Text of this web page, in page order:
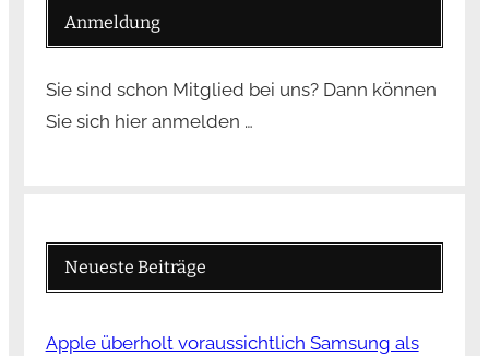
Anmeldung
Sie sind schon Mitglied bei uns? Dann können
Sie sich hier anmelden …
Neueste Beiträge
Apple überholt voraussichtlich Samsung als